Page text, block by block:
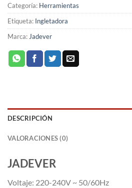
Categoría: Herramientas
Etiqueta: Ingletadora
Marca:Jadever
DESCRIPCIÓN
VALORACIONES (0)
JADEVER
Voltaje: 220-240V ~ 50/60Hz